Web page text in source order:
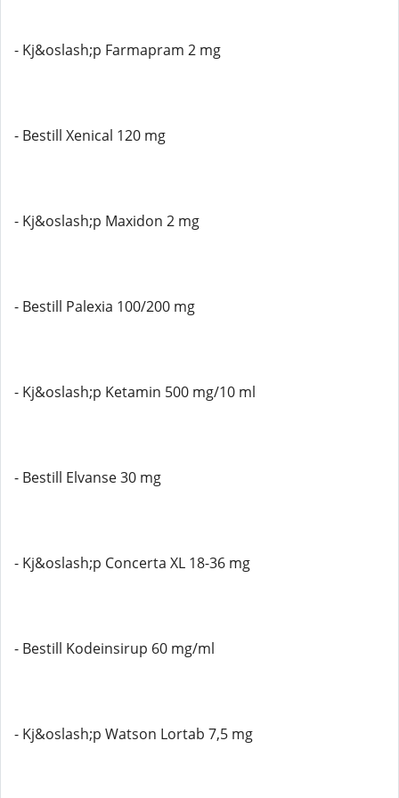
- Kj&oslash;p Farmapram 2 mg
- Bestill Xenical 120 mg
- Kj&oslash;p Maxidon 2 mg
- Bestill Palexia 100/200 mg
- Kj&oslash;p Ketamin 500 mg/10 ml
- Bestill Elvanse 30 mg
- Kj&oslash;p Concerta XL 18-36 mg
- Bestill Kodeinsirup 60 mg/ml
- Kj&oslash;p Watson Lortab 7,5 mg